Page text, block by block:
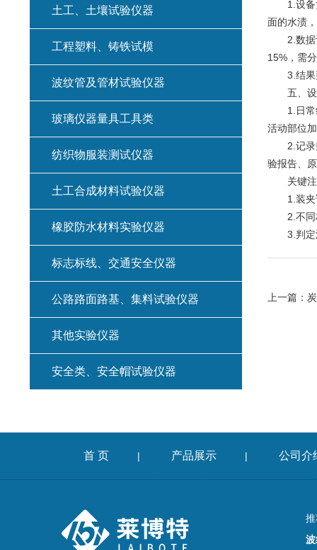
1.设备复
面的水渍
2.数据计
15%，需
3.结果判
五、设
1.日常维
活动部位
2.记录归
验报告、
关键注
1.装夹试
2.不同材
3.判定渗
上一篇：
土工、土壤试验仪器
工程塑料、铸铁试模
波纹管及管材试验仪器
玻璃仪器量具工具类
纺织物服装测试仪器
土工合成材料试验仪器
橡胶防水材料实验仪器
标志标线、交通安全仪器
公路路面路基、集料试验仪器
其他实验仪器
安全类、安全帽试验仪器
首 页 | 产品展示 | 公司介